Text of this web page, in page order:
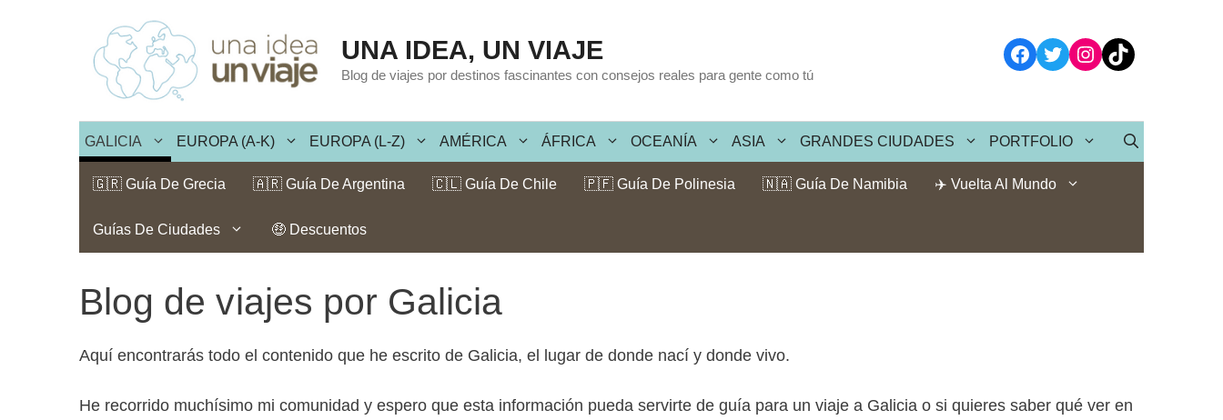
contenido
UNA IDEA, UN VIAJE
Blog de viajes por destinos fascinantes con consejos reales para gente como tú
Facebook
TwitterInstagram
TikTok
GALICIA EUROPA (A-K) EUROPA (L-Z) AMÉRICA ÁFRICA OCEANÍA ASIA GRANDES CIUDADES PORTFOLIO
🇬🇷 Guía De Grecia 🇦🇷 Guía De Argentina 🇨🇱 Guía De Chile 🇵🇫 Guía De Polinesia 🇳🇦 Guía De Namibia ✈️ Vuelta Al Mundo
Guías De Ciudades 🤑 Descuentos
Blog de viajes por Galicia
Aquí encontrarás todo el contenido que he escrito de Galicia, el lugar de donde nací y donde vivo.
He recorrido muchísimo mi comunidad y espero que esta información pueda servirte de guía para un viaje a Galicia o si quieres saber qué ver en